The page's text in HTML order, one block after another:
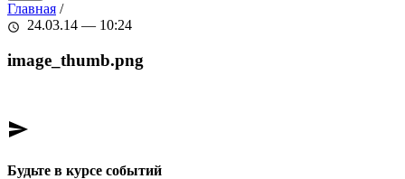
Главная /
schedule 24.03.14 — 10:24
image_thumb.png
send
Будьте в курсе событий